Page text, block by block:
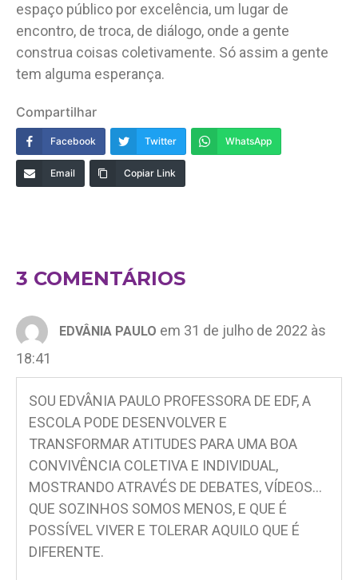
espaço público por excelência, um lugar de
encontro, de troca, de diálogo, onde a gente
construa coisas coletivamente. Só assim a gente
tem alguma esperança.
Compartilhar
Facebook Twitter WhatsApp
Email Copiar Link
3 COMENTÁRIOS
EDVÂNIA PAULO em 31 de julho de 2022 às
18:41
SOU EDVÂNIA PAULO PROFESSORA DE EDF, A
ESCOLA PODE DESENVOLVER E
TRANSFORMAR ATITUDES PARA UMA BOA
CONVIVÊNCIA COLETIVA E INDIVIDUAL,
MOSTRANDO ATRAVÉS DE DEBATES, VÍDEOS…
QUE SOZINHOS SOMOS MENOS, E QUE É
POSSÍVEL VIVER E TOLERAR AQUILO QUE É
DIFERENTE.